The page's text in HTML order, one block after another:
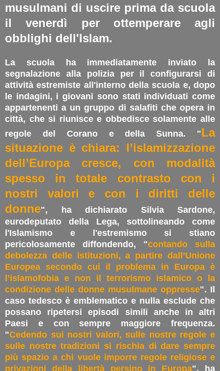
musulmani di uscire prima da scuola
il venerdì per ottemperare agli
obblighi dell'Islam.
La scuola ha immediatamente inviato la
segnalazione alla polizia per il configurarsi di
attività estremiste all'interno della scuola e, dopo
le indagini, i giovani sono stati individuati come
appartenenti a un gruppo di salafiti che opera in
città, che si riunisce e obbedisce solamente alle
regole del Corano e della Sunna. "La
situazione è chiara: l’islamizzazione
dell’Europa cresce, con modalità
spesso in totale contrasto con i
nostri valori e con i diritti delle
donne", ha dichiarato Silvia Sardone,
eurodeputato della Lega, sottolineando come
l'Islamismo e l'estremismo si stiano
pericolosamente diffondendo, "contando sulla
debolezza delle istituzioni, a partire dall’Unione
Europea secondo cui il problema in Europa è
l’islamofobia e non il terrorismo islamico o la
condizione delle donne musulmane oppresse". Il
caso tedesco è emblematico e nulla esclude che
possano ripetersi episodi simili anche in altri
Paesi e con sempre maggiore frequenza.
"Cedendo sui nostri valori, sulle nostre regole e
sulle nostre tradizioni si rischia di dare sempre
più spazio a chi vuole imporre regole religiose e
privazioni della libertà persino in Europa", ha